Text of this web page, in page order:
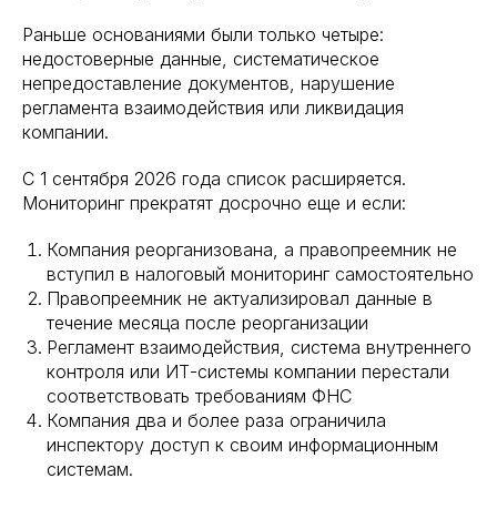
Раньше основаниями были только четыре:
недостоверные данные, систематическое
непредоставление документов, нарушение
регламента взаимодействия или ликвидация
компании.
С 1 сентября 2026 года список расширяется.
Мониторинг прекратят досрочно еще и если:
Компания реорганизована, а правопреемник не
вступил в налоговый мониторинг самостоятельно
Правопреемник не актуализировал данные в
течение месяца после реорганизации
Регламент взаимодействия, система внутреннего
контроля или ИТ-системы компании перестали
соответствовать требованиям ФНС
Компания два и более раза ограничила
инспектору доступ к своим информационным
системам.